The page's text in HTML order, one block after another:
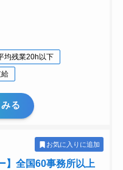
均残業20h以下
る
お気に入りに追加
】全国60事務所以上